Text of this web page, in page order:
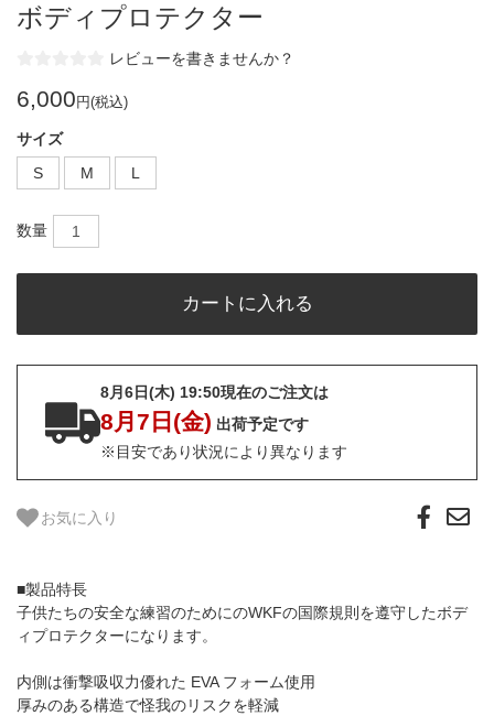
ボディプロテクター
レビューを書きませんか？
6,000 円(税込)
サイズ
S
M L
数量
8月6日(木) 19:50現在のご注文は
8月7日(金) 出荷予定です
※目安であり状況により異なります
お気に入り
■製品特長
子供たちの安全な練習のためにのWKFの国際規則を遵守したボデ
ィプロテクターになります。
内側は衝撃吸収力優れた EVA フォーム使用
厚みのある構造で怪我のリスクを軽減